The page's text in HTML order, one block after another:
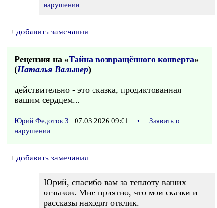
нарушении
+ добавить замечания
Рецензия на «Тайна возвращённого конверта»
(Наталья Вальтер)
действительно - это сказка, продиктованная
вашим сердцем...
Юрий Федотов 3 07.03.2026 09:01 •
Заявить о
нарушении
+ добавить замечания
Юрий, спасибо вам за теплоту ваших
отзывов. Мне приятно, что мои сказки и
рассказы находят отклик.